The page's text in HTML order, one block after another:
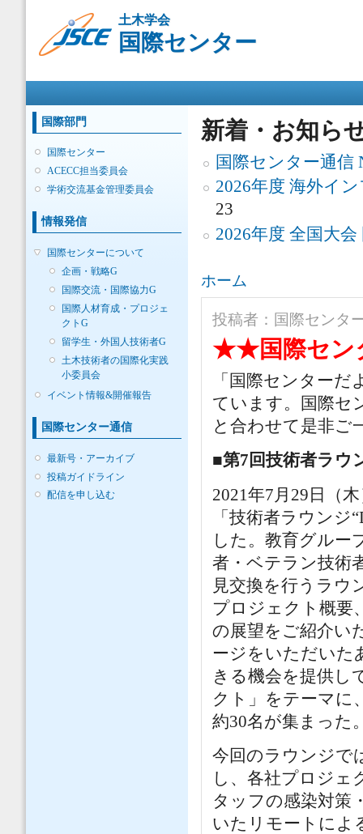
に
動
土木学会
国際センター
国際部門
国際センター
ACECC担当委員会
学術交流基金管理委員会
情報発信
国際センターについて
企画・戦略G
国際交流・国際協力G
国際人材育成・プロジェ
クトG
留学生・外国人技術者G
土木技術者の国際化実践
小委員会
イベント情報&開催報告
国際センター通信
最新号・アーカイブ
投稿ガイドライン
配信を申し込む
新着・お知ら
国際センター通信
2026年度 海外イ
23
2026年度 全国大
現在地
ホーム
投稿者： 国際センタ
★★国際セン
「国際センター
ています。国際セ
と合わせて是非ご
■第7回技術者ラウ
2021年7月29日（
「技術者ラウンジ
した。教育グルー
者・ベテラン技術
見交換を行うラウ
プロジェクト概要
の展望をご紹介い
ージをいただいた
きる機会を提供し
クト」をテーマに
約30名が集まった
今回のラウンジで
し、各社プロジェ
タッフの感染対策
いたリモートによ